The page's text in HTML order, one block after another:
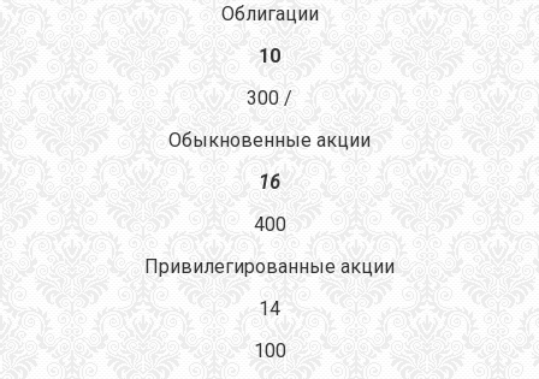
Облигации
10
300 /
Обыкновенные акции
16
400
Привилегированные акции
14
100